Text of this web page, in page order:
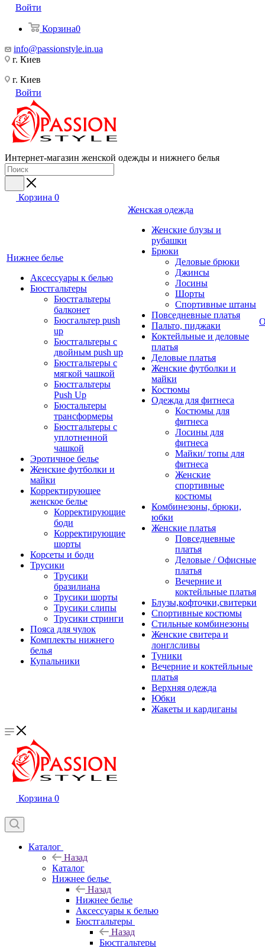
Войти
Корзина0
info@passionstyle.in.ua
г. Киев
г. Киев
Войти
Интернет-магазин женской одежды и нижнего белья
Корзина 0
Нижнее белье
Аксессуары к белью
Бюстгальтеры
Бюстгальтеры
балконет
Бюсгальтер push
up
Бюстгальтеры с
двойным push up
Бюстгальтеры с
мягкой чашкой
Бюстгальтеры
Push Up
Бюстальтеры
трансформеры
Бюстгальтеры с
уплотненной
чашкой
Эротичное белье
Женские футболки и
майки
Корректирующее
женское белье
Корректирующие
боди
Корректирующие
шорты
Корсеты и боди
Трусики
Трусики
бразилиана
Трусики шорты
Трусики слипы
Трусики стринги
Пояса для чулок
Комплекты нижнего
белья
Купальники
Женская одежда
Женские блузы и
рубашки
Брюки
Деловые брюки
Джинсы
Лосины
Шорты
Спортивные штаны
Повседневные платья
Пальто, пиджаки
Коктейльные и деловые
платья
Деловые платья
Женские футболки и
майки
Костюмы
Одежда для фитнеса
Костюмы для
фитнеса
Лосины для
фитнеса
Майки/ топы для
фитнеса
Женские
спортивные
костюмы
Комбинезоны, брюки,
юбки
Женские платья
Повседневные
платья
Деловые / Офисные
платья
Вечерние и
коктейльные платья
Блузы,кофточки,свитерки
Спортивные костюмы
Стильные комбинезоны
Женские свитера и
лонглсливы
Туники
Вечерние и коктейльные
платья
Верхняя одежда
Юбки
Жакеты и кардиганы
Корзина 0
Каталог
Назад
Каталог
Нижнее белье
Назад
Нижнее белье
Аксессуары к белью
Бюстгальтеры
Назад
Бюстгальтеры